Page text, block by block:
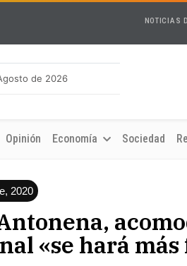
NOTICIAS
de 2026
Opinión Economía Sociedad
2020
«se hará